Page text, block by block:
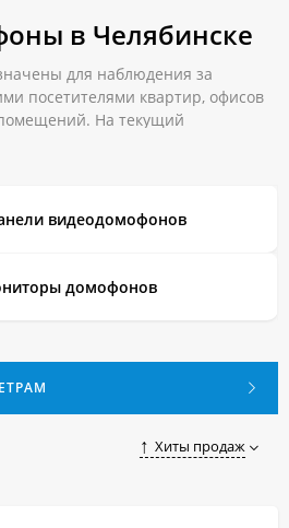
в Челябинске
для наблюдения за
посетителями квартир, офисов
На текущий
огромной популярностью, и
большом количестве
поэтому их панели вызова могут
на открытом воздухе с наружной
и недорогой
можно, сделав заказ в нашем
видеодомофонов
домофонов
Хиты продаж